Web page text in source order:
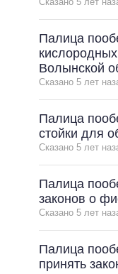
Палица
Волынской
Сказано 5 лет
Палица
стойки для
Сказано 5 лет
Палица
законов о
Сказано 5 лет
Палица
принять